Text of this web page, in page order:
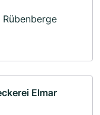
Elmar